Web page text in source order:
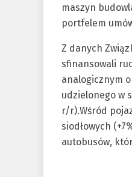
maszyn
portfelem
Z danych
sfinansowali
analogicznym
udzielonego w
r/r).Wśród
siodłowych
autobusów,